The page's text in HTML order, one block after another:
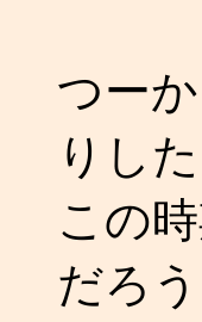
つー
りした
この
だろう